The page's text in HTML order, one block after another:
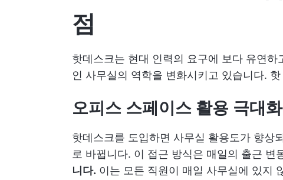
점
핫데스크는 현대 인력의 요구에 보다 유연
인 사무실의 역학을 변화시키고 있습니다.
오피스 스페이스 활용 극대화
핫데스크를 도입하면 사무실 활용도가 향상
로 바뀝니다. 이 접근 방식은 매일의 출근 변
니다. 이는 모든 직원이 매일 사무실에 있지